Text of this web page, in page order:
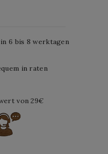
6 bis 8 werktagen
in raten
von 29€